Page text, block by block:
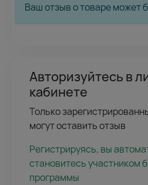
Ваш отзыв о товаре может
Авторизуйтесь в
кабинете
Только
могут оставить отзыв
Регистрируясь, вы
становитесь участником
программы